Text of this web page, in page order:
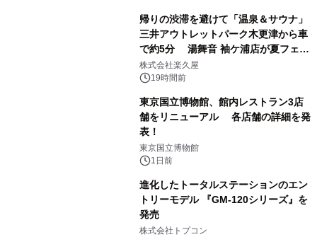
帰りの渋滞を避けて「温泉＆サウナ」
三井アウトレットパーク木更津から車
で約5分 湯舞音 袖ケ浦店が夏フェア
メニューを提供
株式会社楽久屋
19時間前
東京国立博物館、館内レストラン3店
舗をリニューアル 各店舗の詳細を発
表！
東京国立博物館
1日前
進化したトータルステーションのエン
トリーモデル 『GM-120シリーズ』を
発売
株式会社トプコン